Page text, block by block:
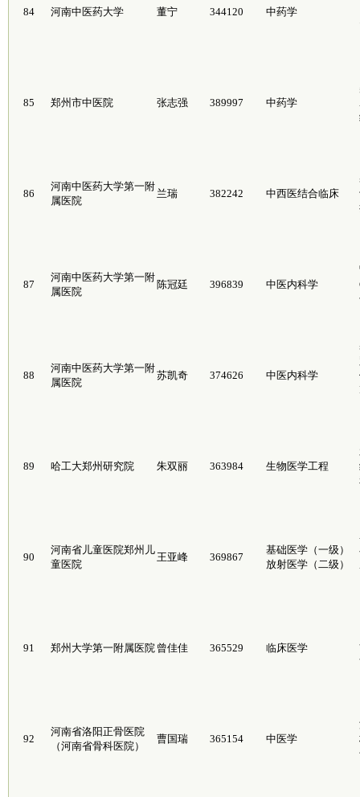
84 河南中医药大学 董宁 344120 中药学
85 郑州市中医院 张志强 389997 中药学
86
河南中医药大学第一附
属医院
兰瑞 382242 中西医结合临床
87
河南中医药大学第一附
属医院
陈冠廷 396839 中医内科学
88
河南中医药大学第一附
属医院
苏凯奇 374626 中医内科学
89 哈工大郑州研究院 朱双丽 363984 生物医学工程
90
河南省儿童医院郑州儿
童医院
王亚峰 369867
基础医学（一级）
放射医学（二级）
91 郑州大学第一附属医院 曾佳佳 365529 临床医学
92
河南省洛阳正骨医院
（河南省骨科医院）
曹国瑞 365154 中医学